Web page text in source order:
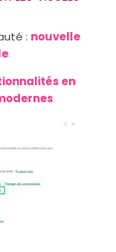
: nouvelle
en